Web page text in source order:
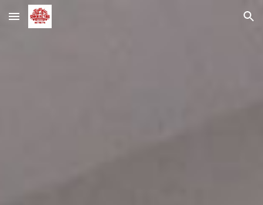
Skip to main content Skip to navigation